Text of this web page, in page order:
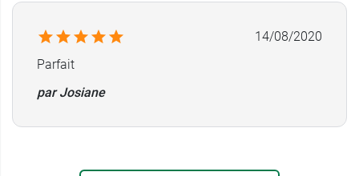
14/08/2020
Parfait
par Josiane